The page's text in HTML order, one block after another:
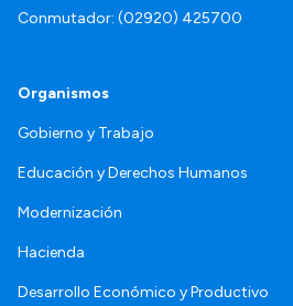
Conmutador: (02920) 425700
Organismos
Gobierno y Trabajo
Educación y Derechos Humanos
Modernización
Hacienda
Desarrollo Económico y Productivo